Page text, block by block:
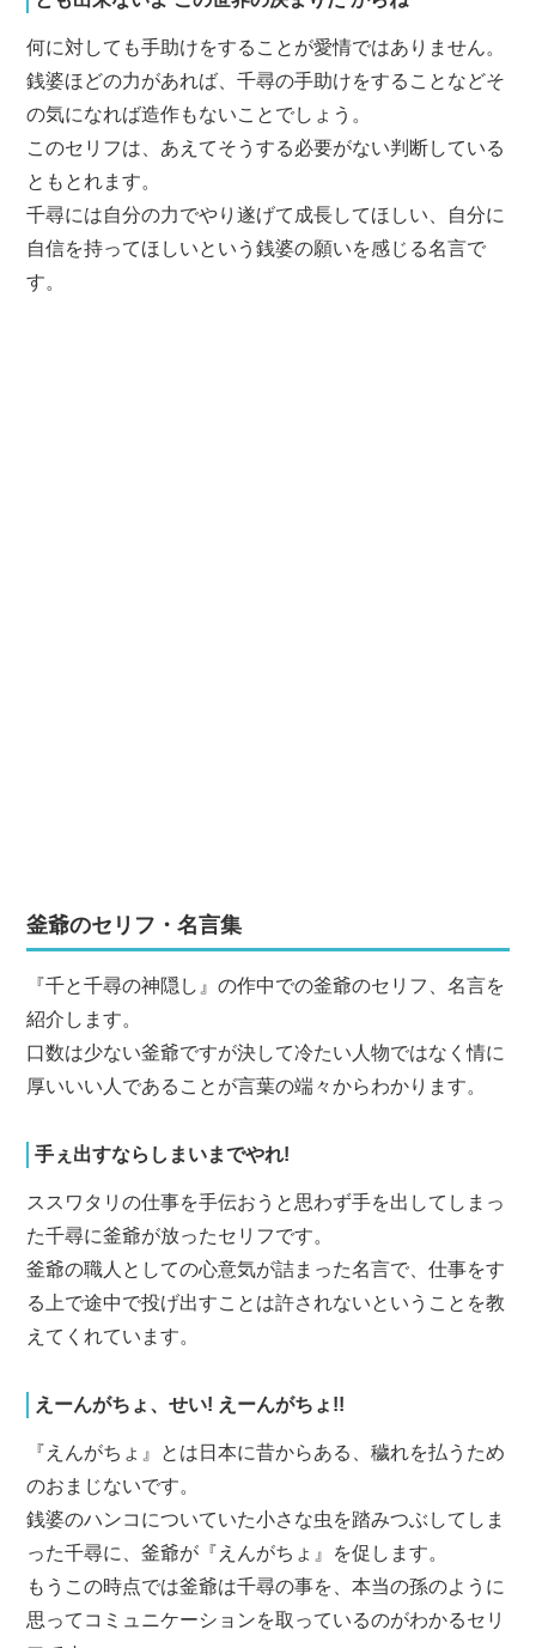
何に対しても手助けをすることが愛情ではありません。
銭婆ほどの力があれば、千尋の手助けをすることなどそ
の気になれば造作もないことでしょう。
このセリフは、あえてそうする必要がない判断している
ともとれます。
千尋には自分の力でやり遂げて成長してほしい、自分に
自信を持ってほしいという銭婆の願いを感じる名言で
す。
釜爺のセリフ・名言集
『千と千尋の神隠し』の作中での釜爺のセリフ、名言を
紹介します。
口数は少ない釜爺ですが決して冷たい人物ではなく情に
厚いいい人であることが言葉の端々からわかります。
手ぇ出すならしまいまでやれ!
ススワタリの仕事を手伝おうと思わず手を出してしまっ
た千尋に釜爺が放ったセリフです。
釜爺の職人としての心意気が詰まった名言で、仕事をす
る上で途中で投げ出すことは許されないということを教
えてくれています。
えーんがちょ、せい! えーんがちょ!!
『えんがちょ』とは日本に昔からある、穢れを払うため
のおまじないです。
銭婆のハンコについていた小さな虫を踏みつぶしてしま
った千尋に、釜爺が『えんがちょ』を促します。
もうこの時点では釜爺は千尋の事を、本当の孫のように
思ってコミュニケーションを取っているのがわかるセリ